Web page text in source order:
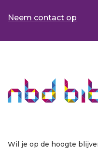
Neem contact op
Wil je op de hoogte